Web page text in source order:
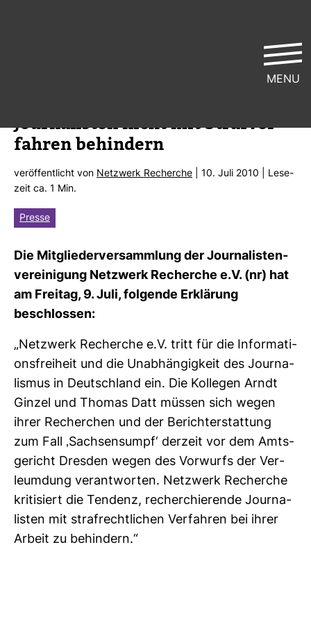
Jour­na­listen nicht mit Straf­ver­
fahren behin­dern
ver­öf­fent­licht von Netz­werk Recherche | 10. Juli 2010 | Lese­
zeit ca. 1 Min.
Presse
Die Mit­glie­der­ver­samm­lung der Jour­na­lis­ten­
ver­ei­ni­gung Netz­werk Recherche e.V. (nr) hat
am Freitag, 9. Juli, fol­gende Erklä­rung
beschlossen:
„Netz­werk Recherche e.V. tritt für die Infor­ma­ti­
ons­frei­heit und die Unab­hän­gig­keit des Jour­na­
lismus in Deutsch­land ein. Die Kol­legen Arndt
Ginzel und Thomas Datt müssen sich wegen
ihrer Recher­chen und der Bericht­erstat­tung
zum Fall ‚Sach­sen­sumpf‘ der­zeit vor dem Amts­
ge­richt Dresden wegen des Vor­wurfs der Ver­
leum­dung ver­ant­worten. Netz­werk Recherche
kri­ti­siert die Ten­denz, recher­chie­rende Jour­na­
listen mit straf­recht­li­chen Ver­fahren bei ihrer
Arbeit zu behin­dern.“
MENU